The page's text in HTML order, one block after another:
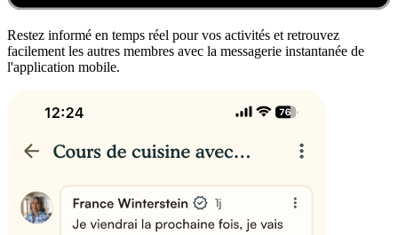
Restez informé en temps réel pour vos activités et retrouvez
facilement les autres membres avec la messagerie instantanée de
l'application mobile.